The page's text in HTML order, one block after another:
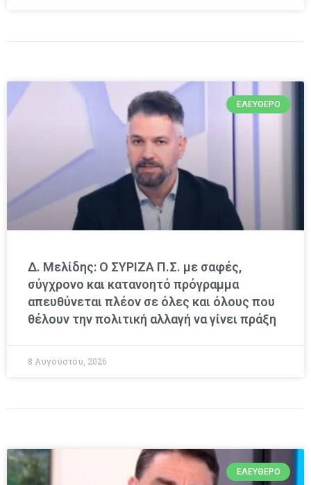
ΕΛΕΎΘΕΡΟ
Δ. Μελίδης: Ο ΣΥΡΙΖΑ Π.Σ. με σαφές,
σύγχρονο και κατανοητό πρόγραμμα
απευθύνεται πλέον σε όλες και όλους που
θέλουν την πολιτική αλλαγή να γίνει πράξη
8 Αυγούστου, 2026
ΕΛΕΎΘΕΡΟ